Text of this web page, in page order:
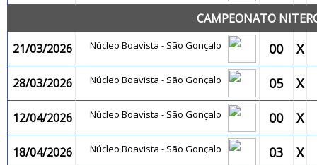
CAMPEONATO
21/03/2026
Núcleo Boavista - São Gonçalo 00 X
28/03/2026 Núcleo Boavista - São Gonçalo 05 X
12/04/2026 Núcleo Boavista - São Gonçalo 00 X
18/04/2026 Núcleo Boavista - São Gonçalo 03 X